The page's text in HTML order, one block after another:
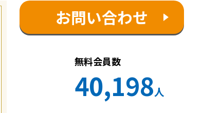
お問い合わせ
無料会員数
40,198人